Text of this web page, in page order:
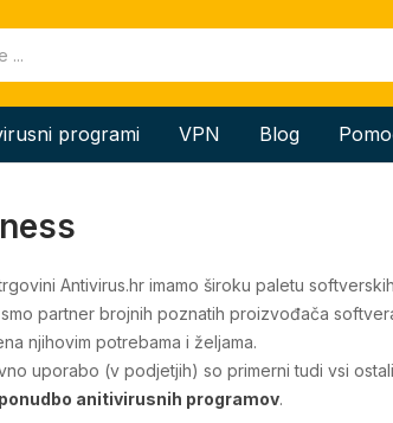
programi VPN Blog
Antivirus.hr imamo široku paletu
partner brojnih poznatih proizvođača
njihovim potrebama i željama.
uporabo (v podjetjih) so primerni tudi vsi
anitivirusnih programov.